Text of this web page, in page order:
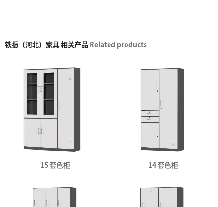
铁振（河北）家具 相关产品 Related products
15 套色柜 14 套色柜